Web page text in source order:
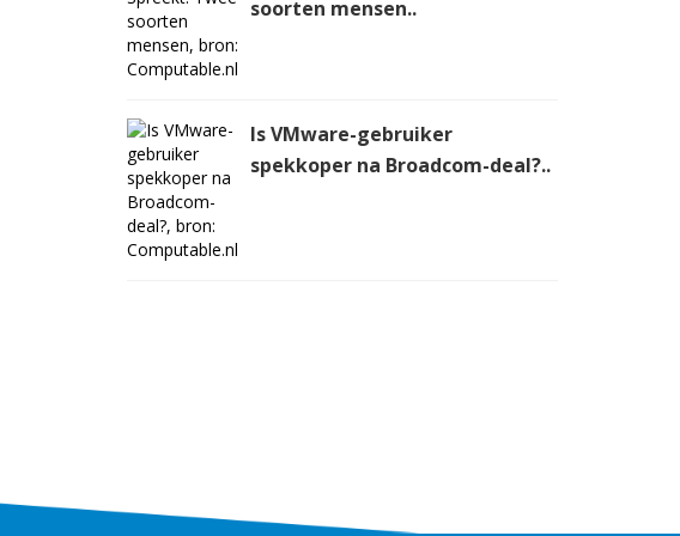
soorten mensen..
Is VMware-gebruiker
spekkoper na Broadcom-deal?..